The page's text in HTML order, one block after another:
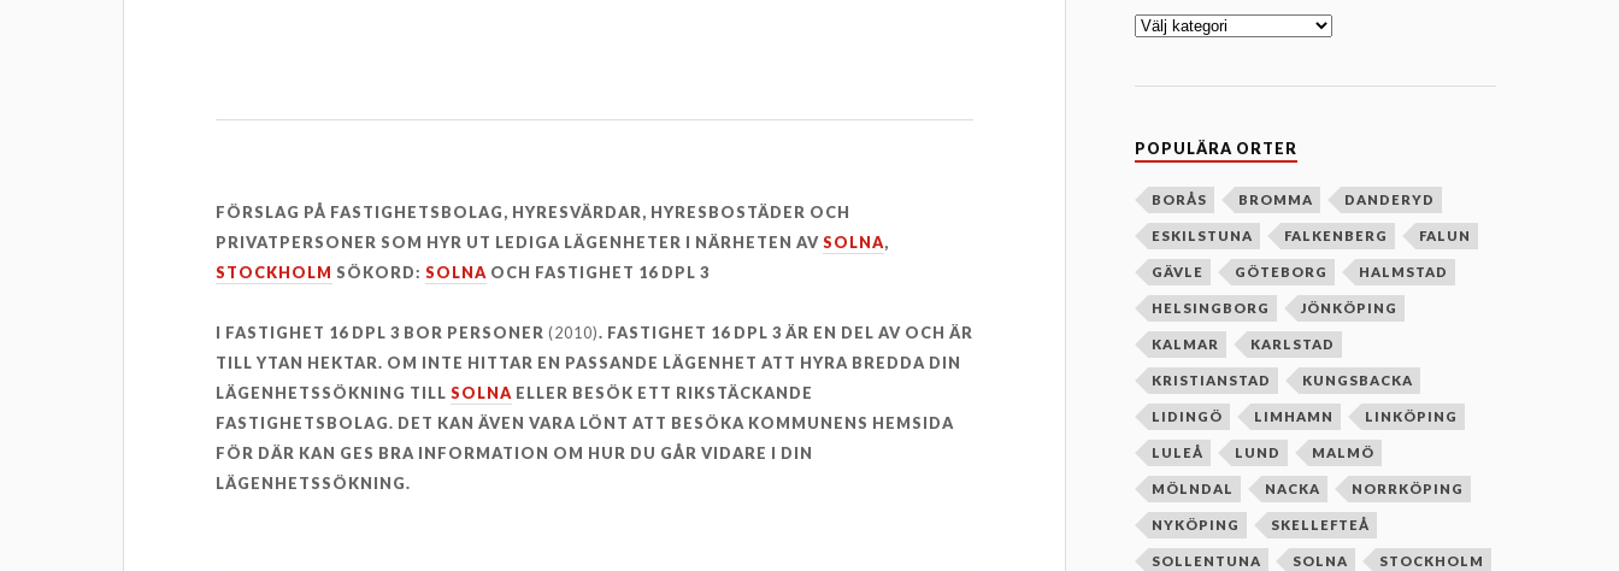
FÖRSLAG PÅ FASTIGHETSBOLAG, HYRESVÄRDAR, HYRESBOSTÄDER OCH
PRIVATPERSONER SOM HYR UT LEDIGA LÄGENHETER I NÄRHETEN AVSOLNA,
STOCKHOLM SÖKORD:SOLNA OCH FASTIGHET 16 DPL 3
I FASTIGHET 16 DPL 3 BOR PERSONER(2010). FASTIGHET 16 DPL 3 ÄR EN DEL AV OCH ÄR
TILL YTAN HEKTAR. OM INTE HITTAR EN PASSANDE LÄGENHET ATT HYRA BREDDA DIN
LÄGENHETSSÖKNING TILLSOLNA ELLER BESÖK ETT RIKSTÄCKANDE
FASTIGHETSBOLAG. DET KAN ÄVEN VARA LÖNT ATT BESÖKA KOMMUNENS HEMSIDA
FÖR DÄR KAN GES BRA INFORMATION OM HUR DU GÅR VIDARE I DIN
LÄGENHETSSÖKNING.
e
k
s
n
POPULÄRA ORTER
BORÅS BROMMA DANDERYD
ESKILSTUNA FALKENBERG FALUN
GÄVLE GÖTEBORG HALMSTAD
HELSINGBORG JÖNKÖPING
KALMAR KARLSTAD
KRISTIANSTAD KUNGSBACKA
LIDINGÖ LIMHAMN LINKÖPING
LULEÅ LUND MALMÖ
MÖLNDAL NACKA NORRKÖPING
NYKÖPING SKELLEFTEÅ
SOLLENTUNA SOLNA STOCKHOLM